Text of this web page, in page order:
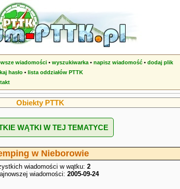
wiadomości • wyszukiwarka • napisz wiadomość • dodaj plik
hasło • lista oddziałów PTTK
Obiekty PTTK
WĄTKI W TEJ TEMATYCE
w Nieborowie
wiadomości w wątku: 2
wiadomości: 2005-09-24